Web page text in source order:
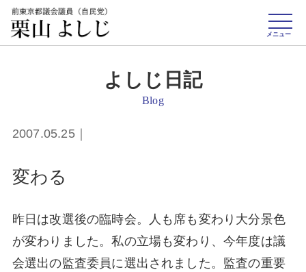
toggle
メニュー
よしじ日記
Blog
2007.05.25｜
変わる
昨日は改選後の臨時会。人も席も変わり大分景色
が変わりました。私の立場も変わり、今年度は議
会選出の監査委員に選出されました。監査の重要